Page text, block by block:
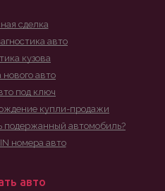
сделка
авто
кузова
авто
под ключ
купли-продажи
подержанный автомобиль?
номера авто
авто